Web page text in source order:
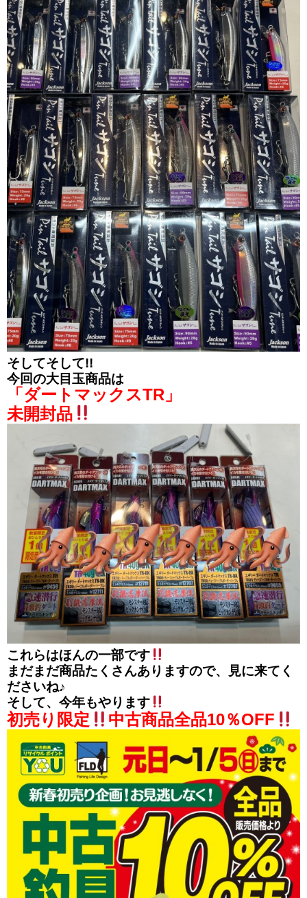
そしてそして!!
今回の大目玉商品は
「ダートマックスTR」
未開封品
これらはほんの一部です
まだまだ商品たくさんありますので、見に来てく
ださいね♪
そして、今年もやります
初売り限定 中古商品全品10％OFF